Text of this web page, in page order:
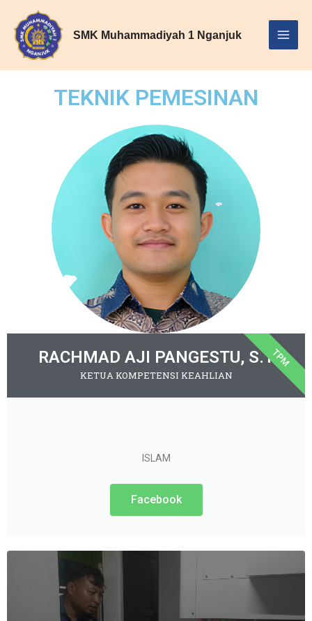
content
SMK Muhammadiyah 1 Nganjuk
Menu
TEKNIK PEMESINAN
RACHMAD AJI PANGESTU, S.T
KETUA KOMPETENSI KEAHLIAN
ISLAM
Facebook
TPM